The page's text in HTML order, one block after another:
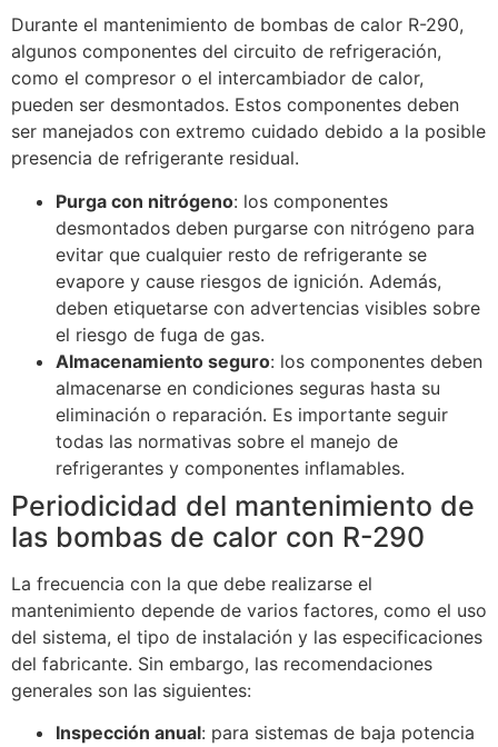
Durante el mantenimiento de bombas de calor R-290,
algunos componentes del circuito de refrigeración,
como el compresor o el intercambiador de calor,
pueden ser desmontados. Estos componentes deben
ser manejados con extremo cuidado debido a la posible
presencia de refrigerante residual.
Purga con nitrógeno: los componentes
desmontados deben purgarse con nitrógeno para
evitar que cualquier resto de refrigerante se
evapore y cause riesgos de ignición. Además,
deben etiquetarse con advertencias visibles sobre
el riesgo de fuga de gas.
Almacenamiento seguro: los componentes deben
almacenarse en condiciones seguras hasta su
eliminación o reparación. Es importante seguir
todas las normativas sobre el manejo de
refrigerantes y componentes inflamables.
Periodicidad del mantenimiento de
las bombas de calor con R-290
La frecuencia con la que debe realizarse el
mantenimiento depende de varios factores, como el uso
del sistema, el tipo de instalación y las especificaciones
del fabricante. Sin embargo, las recomendaciones
generales son las siguientes:
Inspección anual: para sistemas de baja potencia